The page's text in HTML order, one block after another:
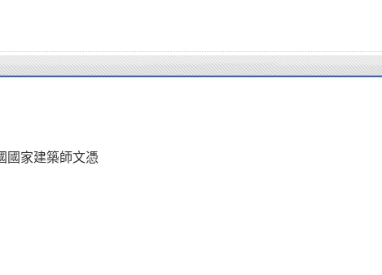
國家建築師文憑